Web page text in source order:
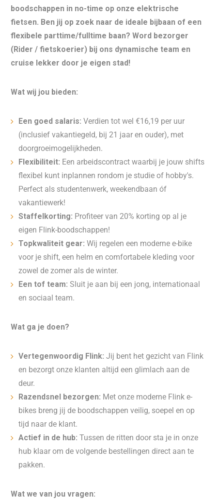
boodschappen in no-time op onze elektrische
fietsen. Ben jij op zoek naar de ideale bijbaan of een
flexibele parttime/fulltime baan? Word bezorger
(Rider / fietskoerier) bij ons dynamische team en
cruise lekker door je eigen stad!
Wat wij jou bieden:
Een goed salaris:Verdien tot wel €16,19 per uur
(inclusief vakantiegeld, bij 21 jaar en ouder), met
doorgroeimogelijkheden.
Flexibiliteit: Een arbeidscontract waarbij je jouw shifts
flexibel kunt inplannen rondom je studie of hobby's.
Perfect als studentenwerk, weekendbaan óf
vakantiewerk!
Staffelkorting: Profiteer van 20% korting op al je
eigen Flink-boodschappen!
Topkwaliteit gear:Wij regelen een moderne e-bike
voor je shift, een helm en comfortabele kleding voor
zowel de zomer als de winter.
Een tof team:Sluit je aan bij een jong, internationaal
en sociaal team.
Wat ga je doen?
Vertegenwoordig Flink:Jij bent het gezicht van Flink
en bezorgt onze klanten altijd een glimlach aan de
deur.
Razendsnel bezorgen: Met onze moderne Flink e-
bikes breng jij de boodschappen veilig, soepel en op
tijd naar de klant.
Actief in de hub:Tussen de ritten door sta je in onze
hub klaar om de volgende bestellingen direct aan te
pakken.
Wat we van jou vragen: